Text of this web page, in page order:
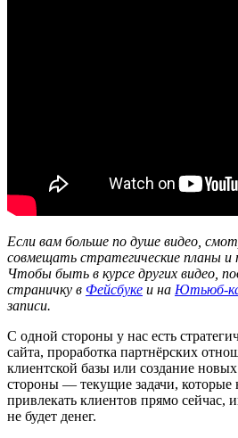
Если вам больше по душе видео,
совмещать стратегические планы и
Чтобы быть в курсе других видео,
страничку в Фейсбуке и на Ютьюб-
записи.
С одной стороны у нас есть
сайта, проработка партнёрских
клиентской базы или создание
стороны — текущие задачи, которые
привлекать клиентов прямо сейчас,
не будет денег.